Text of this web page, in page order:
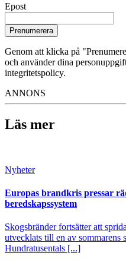
Epost
Prenumerera
Genom att klicka på
och använder dina
integritetspolicy.
ANNONS
Läs mer
Nyheter
Europas brandkris pressar
beredskapssystem
Skogsbränder fortsätter att
utvecklats till en av sommarens
Hundratusentals [...]